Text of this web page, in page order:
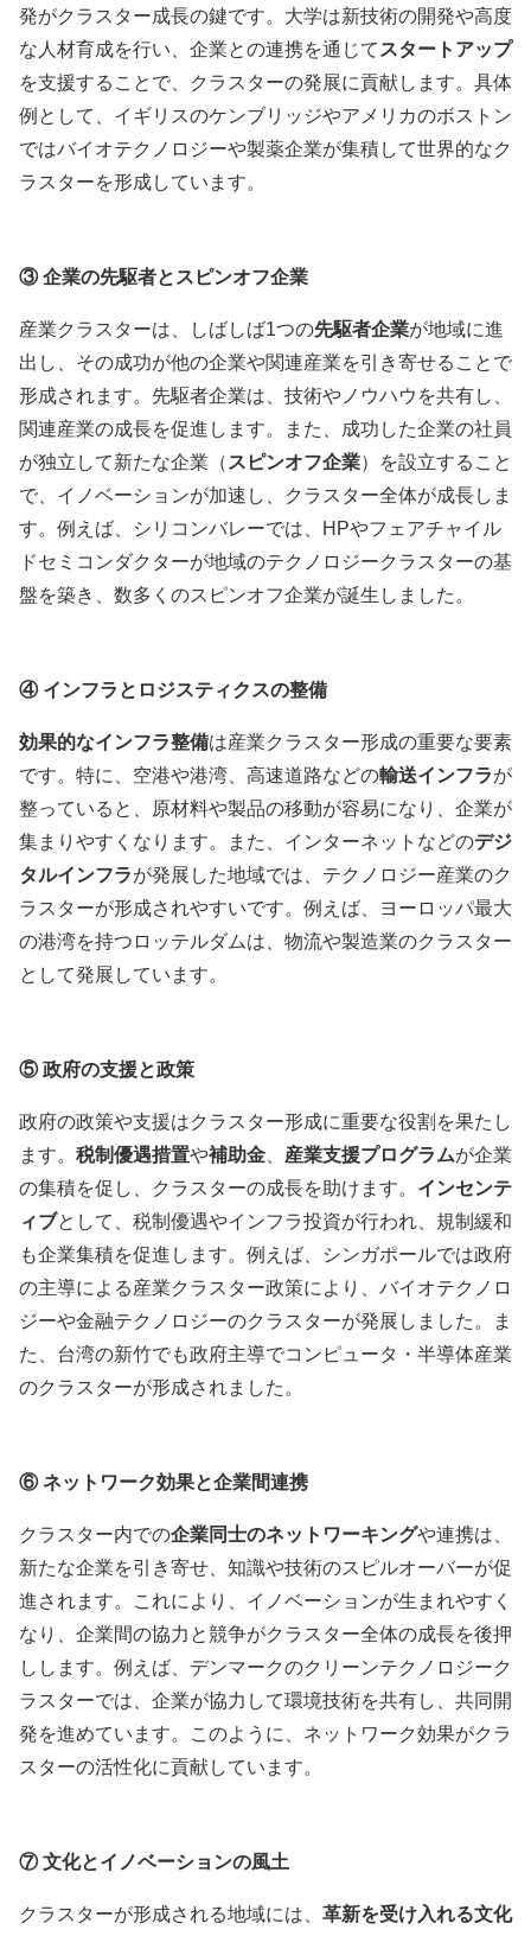
発がクラスター成長の鍵です。大学は新技術の開発や高度
な人材育成を行い、企業との連携を通じて スタートアップ
を支援することで、クラスターの発展に貢献します。具体
例として、イギリスのケンブリッジやアメリカのボストン
ではバイオテクノロジーや製薬企業が集積して世界的なク
ラスターを形成しています。
③企業の先駆者とスピンオフ企業
産業クラスターは、しばしば1つの先駆者企業が地域に進
出し、その成功が他の企業や関連産業を引き寄せることで
形成されます。先駆者企業は、技術やノウハウを共有し、
関連産業の成長を促進します。また、成功した企業の社員
が独立して新たな企業（ スピンオフ企業）を設立すること
で、イノベーションが加速し、クラスター全体が成長しま
す。例えば、シリコンバレーでは、HPやフェアチャイル
ドセミコンダクターが地域のテクノロジークラスターの基
盤を築き、数多くのスピンオフ企業が誕生しました。
④ インフラとロジスティクスの整備
効果的なインフラ整備は産業クラスター形成の重要な要素
です。特に、空港や港湾、高速道路などの輸送インフラが
整っていると、原材料や製品の移動が容易になり、企業が
集まりやすくなります。また、インターネットなどのデジ
タルインフラが発展した地域では、テクノロジー産業のク
ラスターが形成されやすいです。例えば、ヨーロッパ最大
の港湾を持つロッテルダムは、物流や製造業のクラスター
として発展しています。
⑤政府の支援と政策
政府の政策や支援はクラスター形成に重要な役割を果たし
ます。 税制優遇措置や補助金 産業支援プログラムが企業
の集積を促し、クラスターの成長を助けます。 インセンテ
ィブとして、税制優遇やインフラ投資が行われ、規制緩和
も企業集積を促進します。例えば、シンガポールでは政府
の主導による産業クラスター政策により、バイオテクノロ
ジーや金融テクノロジーのクラスターが発展しました。ま
た、台湾の新竹でも政府主導でコンピュータ・半導体産業
のクラスターが形成されました。
⑥ネットワーク効果と企業間連携
クラスター内での企業同士のネットワーキングや連携は、
新たな企業を引き寄せ、知識や技術のスピルオーバーが促
進されます。これにより、イノベーションが生まれやすく
なり、企業間の協力と競争がクラスター全体の成長を後押
しします。例えば、デンマークのクリーンテクノロジーク
ラスターでは、企業が協力して環境技術を共有し、共同開
発を進めています。このように、ネットワーク効果がクラ
スターの活性化に貢献しています。
⑦文化とイノベーションの風土
クラスターが形成される地域には、 革新を受け入れる文化